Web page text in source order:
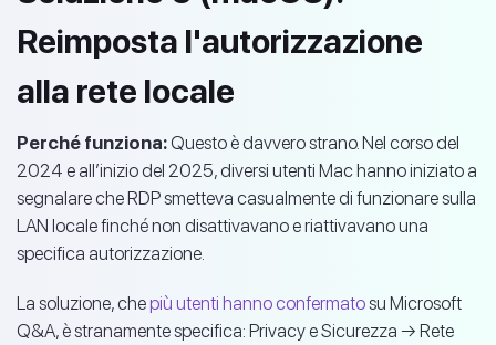
Reimposta l'autorizzazione
alla rete locale
Perché funziona: Questo è davvero strano. Nel corso del
2024 e all’inizio del 2025, diversi utenti Mac hanno iniziato a
segnalare che RDP smetteva casualmente di funzionare sulla
LAN locale finché non disattivavano e riattivavano una
specifica autorizzazione.
La soluzione, chepiù utenti hanno confermatosu Microsoft
Q&A, è stranamente specifica: Privacy e Sicurezza → Rete